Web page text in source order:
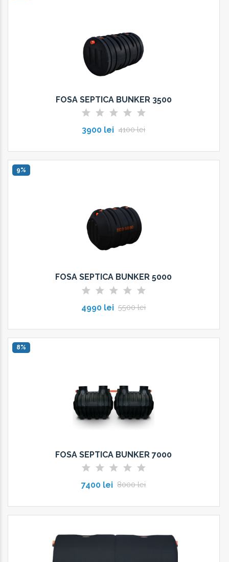
FOSA SEPTICA BUNKER 3500
4100 lei
3900 lei
9%
FOSA SEPTICA BUNKER 5000
5500 lei
4990 lei
8%
FOSA SEPTICA BUNKER 7000
8000 lei
7400 lei